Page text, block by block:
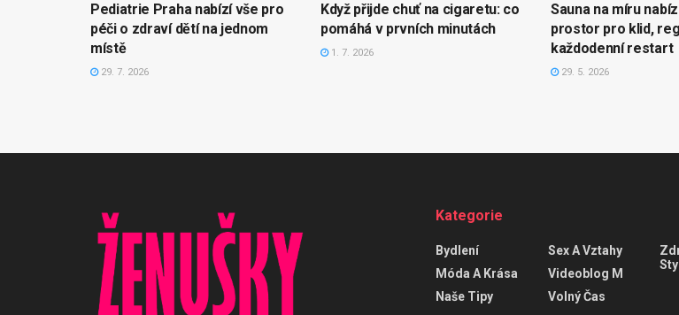
Pediatrie Praha nabízí vše pro
péči o zdraví dětí na jednom
místě
29. 7. 2026
Když přijde chuť na cigaretu: co
pomáhá v prvních minutách
1. 7. 2026
Sauna na míru
prostor pro klid,
každodenní restart
29. 5. 2026
Kategorie
Bydlení
Móda A Krása
Naše Tipy
Sex A Vztahy
Videoblog M
Volný Čas
Styl